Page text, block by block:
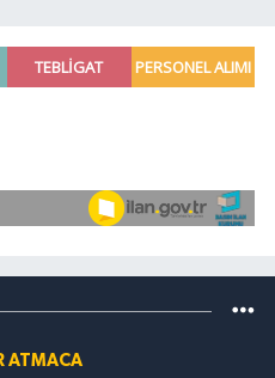
ATMACA